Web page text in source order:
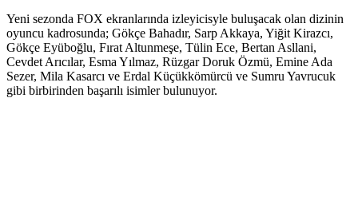
Yeni sezonda FOX ekranlarında izleyicisyle buluşacak olan dizinin
oyuncu kadrosunda; Gökçe Bahadır, Sarp Akkaya, Yiğit Kirazcı,
Gökçe Eyüboğlu, Fırat Altunmeşe, Tülin Ece, Bertan Asllani,
Cevdet Arıcılar, Esma Yılmaz, Rüzgar Doruk Özmü, Emine Ada
Sezer, Mila Kasarcı ve Erdal Küçükkömürcü ve Sumru Yavrucuk
gibi birbirinden başarılı isimler bulunuyor.